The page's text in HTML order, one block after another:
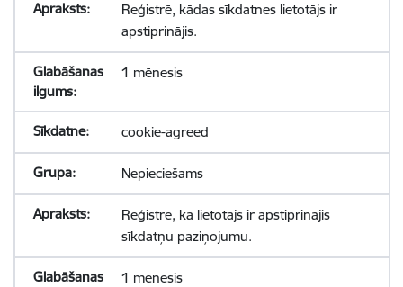
Reģistrē, kādas sīkdatnes lietotājs ir
apstiprinājis.
1 mēnesis
cookie-agreed
Nepieciešams
Reģistrē, ka lietotājs ir apstiprinājis
sīkdatņu paziņojumu.
1 mēnesis